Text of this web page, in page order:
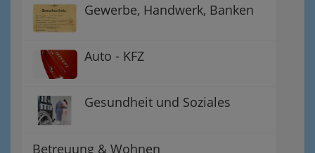
Gewerbe, Handwerk, Banken
Auto - KFZ
Gesundheit und Soziales
Betreuung & Wohnen